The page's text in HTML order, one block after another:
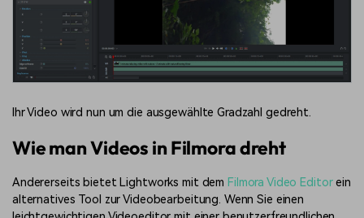
Ihr Video wird nun um die ausgewählte Gradzahl gedreht.
Wie man Videos in Filmora dreht
Andererseits bietet Lightworks mit dem Filmora Video Editor ein
alternatives Tool zur Videobearbeitung. Wenn Sie einen